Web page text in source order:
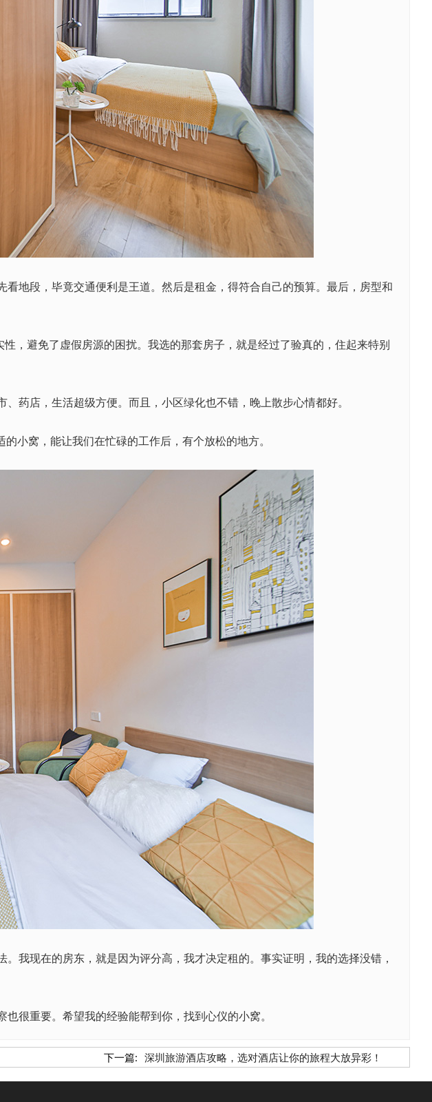
地段，毕竟交通便利是王道。然后是租金，得符合自己的预算。最后，房型和
，避免了虚假房源的困扰。我选的那套房子，就是经过了验真的，住起来特别
、药店，生活超级方便。而且，小区绿化也不错，晚上散步心情都好。
窝，能让我们在忙碌的工作后，有个放松的地方。
现在的房东，就是因为评分高，我才决定租的。事实证明，我的选择没错，
很重要。希望我的经验能帮到你，找到心仪的小窝。
下一篇: 深圳旅游酒店攻略，选对酒店让你的旅程大放异彩！